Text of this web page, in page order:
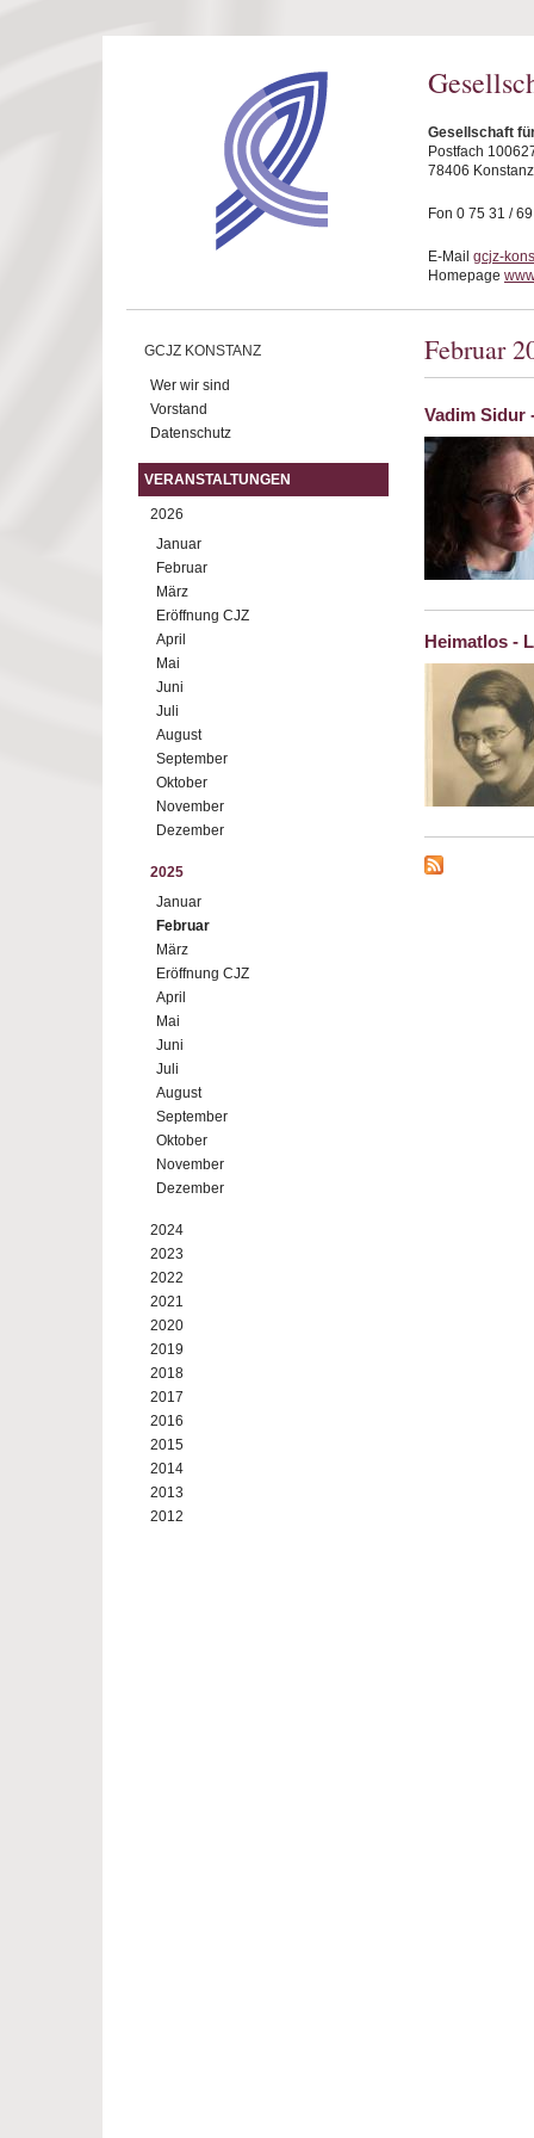
Gesellschaft
Postfach
78406 Konstanz
Fon 0 75 31 /
E-Mail gcjz-
Homepage
GCJZ KONSTANZ
Wer wir sind
Vorstand
Datenschutz
VERANSTALTUNGEN
2026
Januar
Februar
März
Eröffnung CJZ
April
Mai
Juni
Juli
August
September
Oktober
November
Dezember
2025
Januar
Februar
März
Eröffnung CJZ
April
Mai
Juni
Juli
August
September
Oktober
November
Dezember
2024
2023
2022
2021
2020
2019
2018
2017
2016
2015
2014
2013
2012
Februar
Vadim Sidur
Heimatlos -